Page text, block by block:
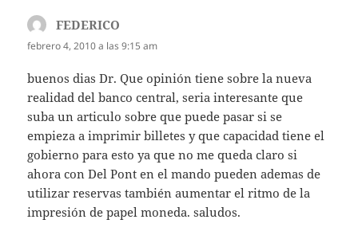
FEDERICO
febrero 4, 2010 a las 9:15 am
buenos dias Dr. Que opinión tiene sobre la nueva
realidad del banco central, seria interesante que
suba un articulo sobre que puede pasar si se
empieza a imprimir billetes y que capacidad tiene el
gobierno para esto ya que no me queda claro si
ahora con Del Pont en el mando pueden ademas de
utilizar reservas también aumentar el ritmo de la
impresión de papel moneda. saludos.